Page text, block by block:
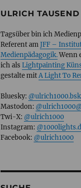
ULRICH TAUSEND
Tagsüber bin ich
Referent amJFF –
Medienpädagogik.Wenn
ich als Lightpainting
gestalte mitA Light To
Bluesky:
Mastodon:
Twi-X: @ulrich1000
Instagram:
Facebook: @ulrich1000